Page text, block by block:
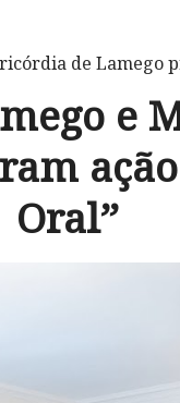
de Lamego
e
Oral”